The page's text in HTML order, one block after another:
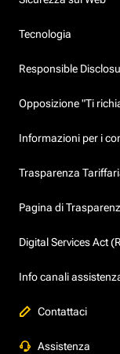
Tecnologia
Responsible
Opposizione "Ti
Informazioni per i
Trasparenza
Pagina di
Digital Services Act
Info canali
Contattaci
Assistenza